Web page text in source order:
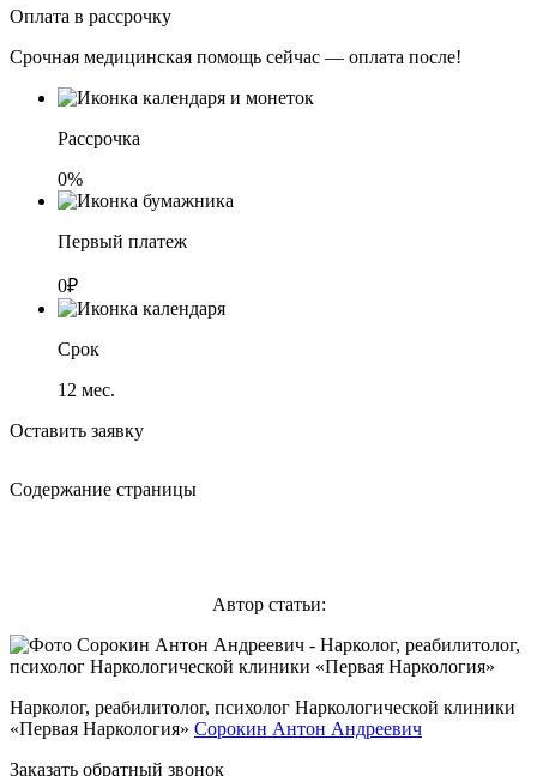
Оплата в рассрочку
Срочная медицинская помощь сейчас — оплата после!
Рассрочка
0%
Первый платеж
0₽
Срок
12 мес.
Оставить заявку
Содержание страницы
Автор статьи:
Нарколог, реабилитолог, психолог Наркологической клиники
«Первая Наркология» Сорокин Антон Андреевич
Заказать обратный звонок